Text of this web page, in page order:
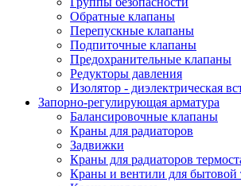
Обратные клапаны
Перепускные клапаны
Подпиточные клапаны
Предохранительные клапаны
Редукторы давления
Изолятор - диэлектрическая
Запорно-регулирующая арматура
Балансировочные клапаны
Краны для радиаторов
Задвижки
Краны для радиаторов
Краны и вентили для бытовой